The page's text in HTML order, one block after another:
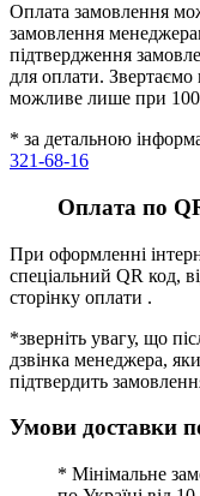
Оплата замовлення
замовлення
підтвердження
для оплати.
можливе лише при
* за детальною
321-68-16
Оплата по
При оформленні
спеціальний QR код,
сторінку оплати .
*зверніть увагу, що
дзвінка менеджера,
підтвердить
Умови доставки
* Мінімальне